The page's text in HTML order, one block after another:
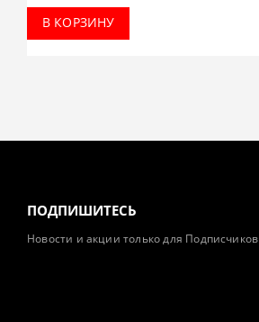
В КОРЗИНУ
ПОДПИШИТЕСЬ
Новости и акции только для Подписчиков